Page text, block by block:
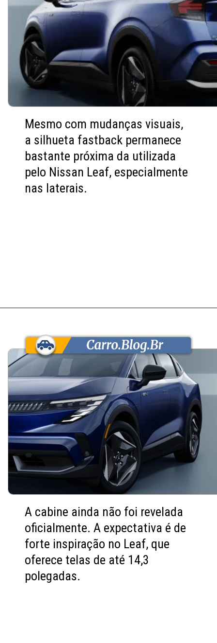
Mesmo com mudanças visuais,
a silhueta fastback permanece
bastante próxima da utilizada
pelo Nissan Leaf, especialmente
nas laterais.
A cabine ainda não foi revelada
oficialmente. A expectativa é de
forte inspiração no Leaf, que
oferece telas de até 14,3
polegadas.